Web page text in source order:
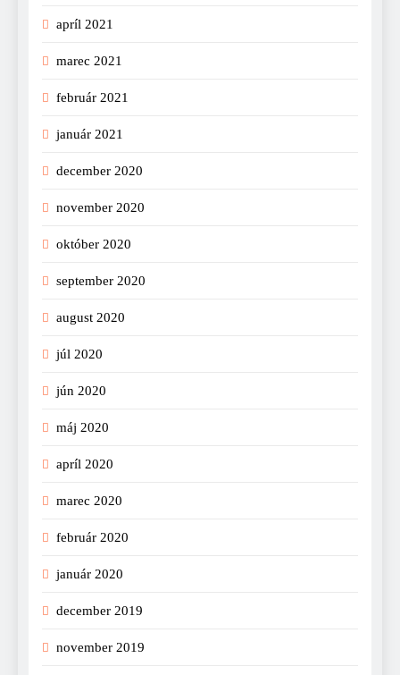
apríl 2021
marec 2021
február 2021
január 2021
december 2020
november 2020
október 2020
september 2020
august 2020
júl 2020
jún 2020
máj 2020
apríl 2020
marec 2020
február 2020
január 2020
december 2019
november 2019